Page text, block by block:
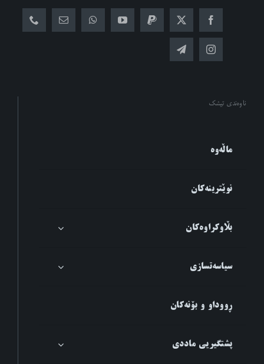
ناوەندی تیشک
ماڵەوە
نوێترینەکان
بڵاوکراوەکان
سیاسەتسازی
ڕووداو و بۆنەکان
پشتگیریی ماددی